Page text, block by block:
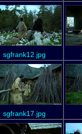
sgfrank12.jpg
sgfrank17.jpg